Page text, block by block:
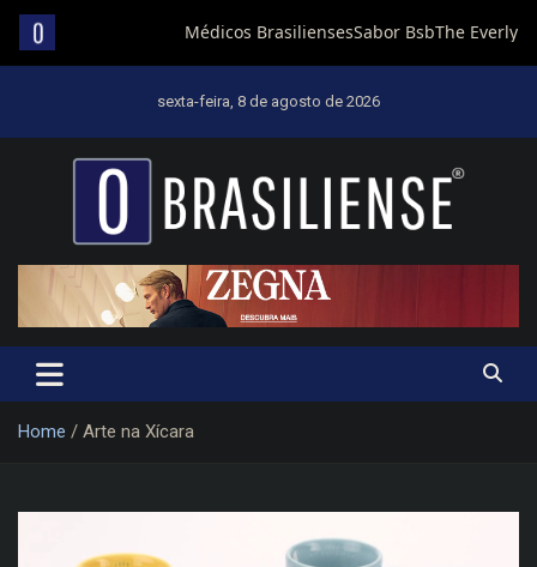
sexta-feira, 8 de agosto de 2026
Um diário de notícias que trabalha por Brasília
Home Arte na Xícara